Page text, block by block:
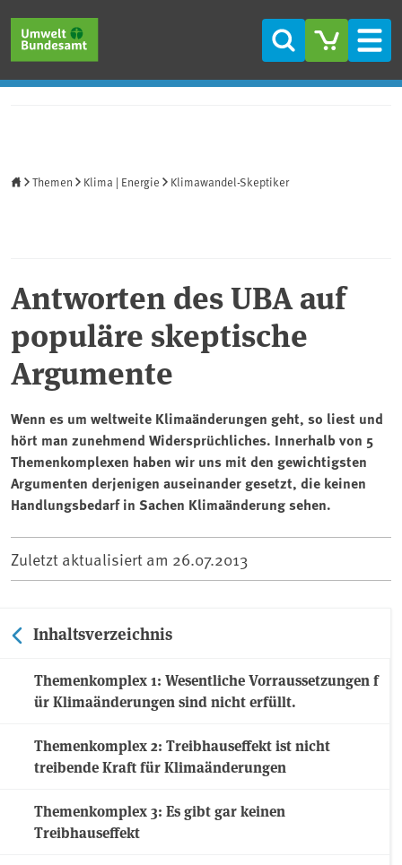
Suche
Themen Klima | Energie Klimawandel-Skeptiker
Antworten des UBA auf
populäre skeptische
Argumente
Wenn es um weltweite Klimaänderungen geht, so liest und
hört man zunehmend Widersprüchliches. Innerhalb von 5
Themenkomplexen haben wir uns mit den gewichtigsten
Argumenten derjenigen auseinander gesetzt, die keinen
Handlungsbedarf in Sachen Klimaänderung sehen.
Zuletzt aktualisiert am 26.07.2013
Inhaltsverzeichnis
Themenkomplex 1: Wesentliche Vorraussetzungen f
ür Klimaänderungen sind nicht erfüllt.
Themenkomplex 2: Treibhauseffekt ist nicht
treibende Kraft für Klimaänderungen
Themenkomplex 3: Es gibt gar keinen
Treibhauseffekt